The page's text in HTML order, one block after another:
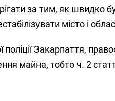
за тим, як швидко
місто і
Закарпаття,
майна, тобто ч. 2